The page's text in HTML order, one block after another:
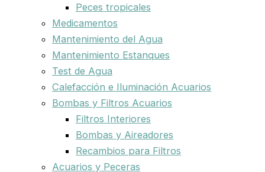
Peces tropicales
Medicamentos
Mantenimiento del Agua
Mantenimiento Estanques
Test de Agua
Calefacción e Iluminación Acuarios
Bombas y Filtros Acuarios
Filtros Interiores
Bombas y Aireadores
Recambios para Filtros
Acuarios y Peceras